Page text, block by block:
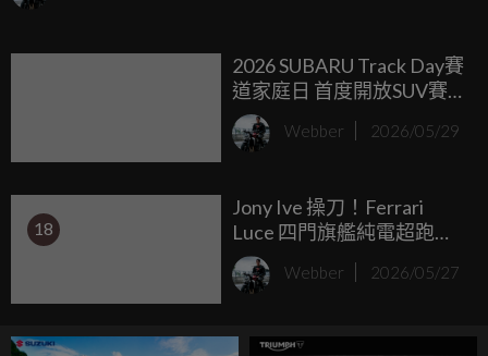
2026 SUBARU Track Day賽
道家庭日 首度開放SUV賽
道競速 全新金卡納體驗免
費解鎖Webber 2026/05/29
18
Jony Ive 操刀！Ferrari
Luce 四門旗艦純電超跑正
式亮相，四馬達 1050hp、
0-100km/h 2.5秒，約
Webber 2026/05/27